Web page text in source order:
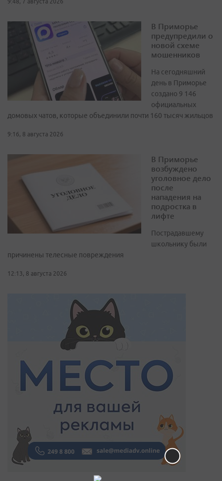
9:48, 7 августа 2026
В Приморье
предупредили о
новой схеме
мошенников
На сегодняшний
день в Приморье
создано 9 146
официальных
домовых чатов, которые объединили почти 160 тысяч жильцов
9:16, 8 августа 2026
В Приморье
возбуждено
уголовное дело
после
нападения на
подростка в
лифте
Пострадавшему
школьнику были
причинены телесные повреждения
12:13, 8 августа 2026